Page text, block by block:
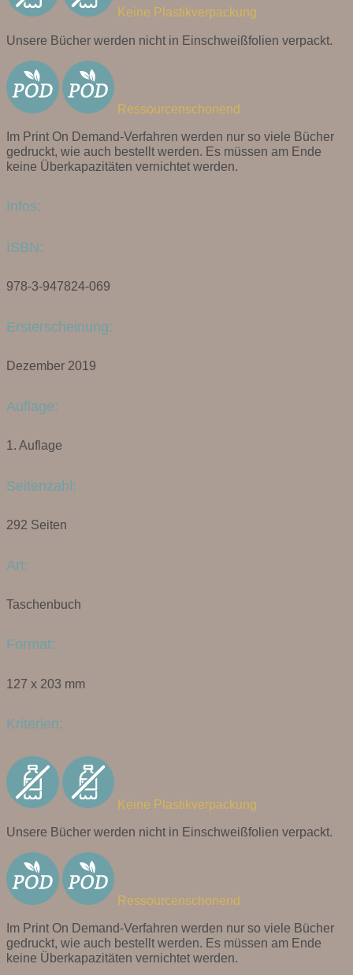
Keine Plastikverpackung
Unsere Bücher werden nicht in Einschweißfolien verpackt.
Ressourcenschonend
Im Print On Demand-Verfahren werden nur so viele Bücher
gedruckt, wie auch bestellt werden. Es müssen am Ende
keine Überkapazitäten vernichtet werden.
Infos:
ISBN:
978-3-947824-069
Ersterscheinung:
Dezember 2019
Auflage:
1. Auflage
Seitenzahl:
292 Seiten
Art:
Taschenbuch
Format:
127 x 203 mm
Kriterien:
Keine Plastikverpackung
Unsere Bücher werden nicht in Einschweißfolien verpackt.
Ressourcenschonend
Im Print On Demand-Verfahren werden nur so viele Bücher
gedruckt, wie auch bestellt werden. Es müssen am Ende
keine Überkapazitäten vernichtet werden.